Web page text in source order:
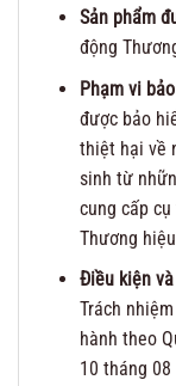
Sản phẩm
động
Phạm vi
được bảo
thiệt hại về
sinh từ
cung cấp
Thương
Điều kiện
Trách
hành theo
10 tháng